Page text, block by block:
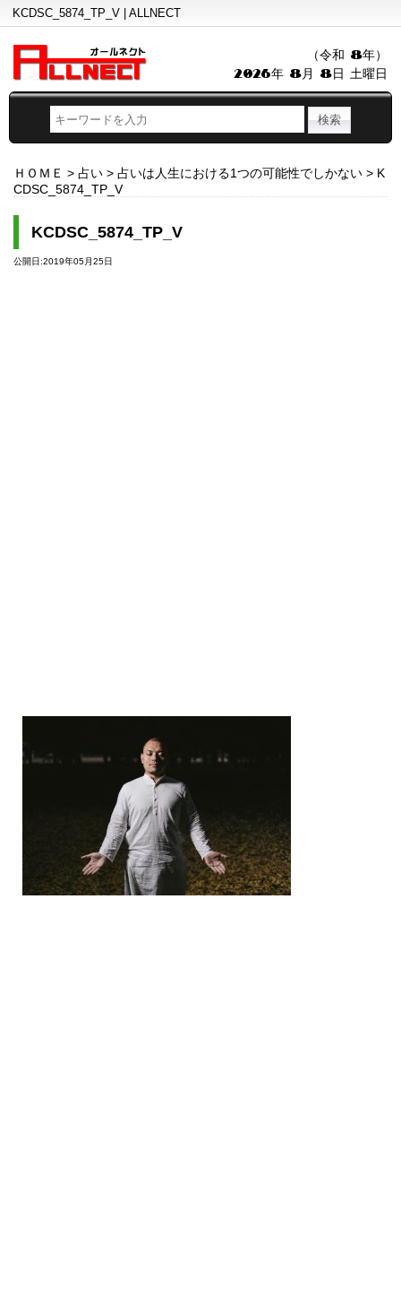
KCDSC_5874_TP_V | ALLNECT
（令和 8年）
2026年 8月 8日 土曜日
ＨＯＭＥ > 占い > 占いは人生における1つの可能性でしかない > K
CDSC_5874_TP_V
KCDSC_5874_TP_V
公開日:2019年05月25日